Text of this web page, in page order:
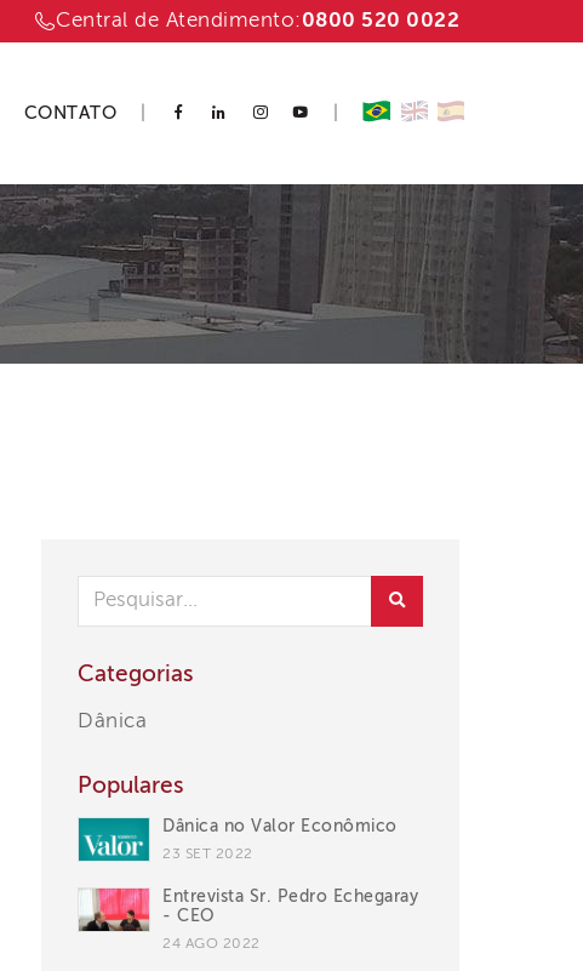
Central de Atendimento:0800 520 0022
CONTATO
Categorias
Dânica
Populares
Dânica no Valor Econômico
23 SET 2022
Entrevista Sr. Pedro Echegaray
- CEO
24 AGO 2022